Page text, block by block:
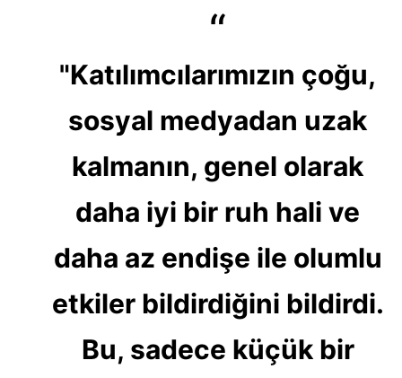
"Katılımcılarımızın çoğu,
sosyal medyadan uzak
kalmanın, genel olarak
daha iyi bir ruh hali ve
daha az endişe ile olumlu
etkiler bildirdiğini bildirdi.
Bu, sadece küçük bir